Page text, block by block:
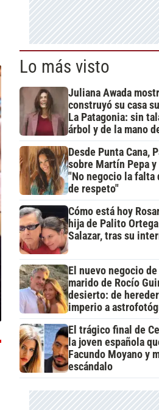
Lo más visto
Juliana Awada
construyó su casa
La Patagonia: sin
árbol y de la mano
Desde Punta Cana,
sobre Martín Pepa
"No negocio la falta
de respeto"
Cómo está hoy
hija de Palito
Salazar, tras su
El nuevo negocio de
marido de Rocío
desierto: de
imperio a
El trágico final de
la joven española
Facundo Moyano y
escándalo